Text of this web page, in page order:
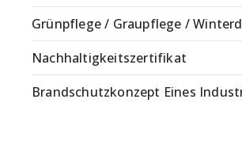
Grünpflege / Graupflege /
Nachhaltigkeitszertifikat
Brandschutzkonzept Eines